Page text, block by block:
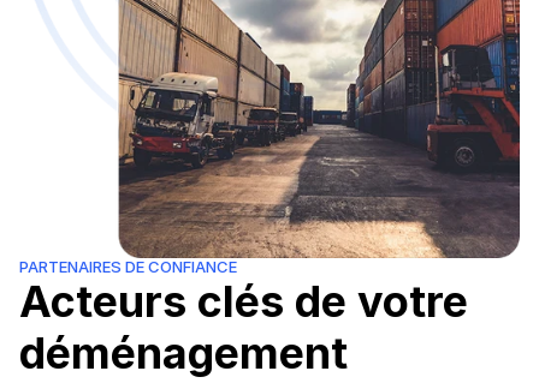
PARTENAIRES DE CONFIANCE
Acteurs clés de votre
déménagement